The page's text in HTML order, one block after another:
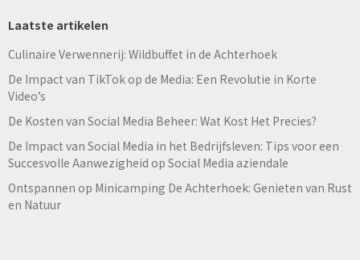
Laatste artikelen
Culinaire Verwennerij: Wildbuffet in de Achterhoek
De Impact van TikTok op de Media: Een Revolutie in Korte
Video’s
De Kosten van Social Media Beheer: Wat Kost Het Precies?
De Impact van Social Media in het Bedrijfsleven: Tips voor een
Succesvolle Aanwezigheid op Social Media aziendale
Ontspannen op Minicamping De Achterhoek: Genieten van Rust
en Natuur